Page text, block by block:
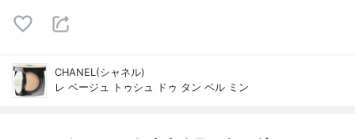
CHANEL(シャネル)
レ ベージュ トゥシュ ドゥ タン ベル ミン